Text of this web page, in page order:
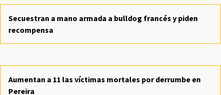
Secuestran a mano armada a bulldog francés y piden
recompensa
Aumentan a 11 las víctimas mortales por derrumbe en
Pereira